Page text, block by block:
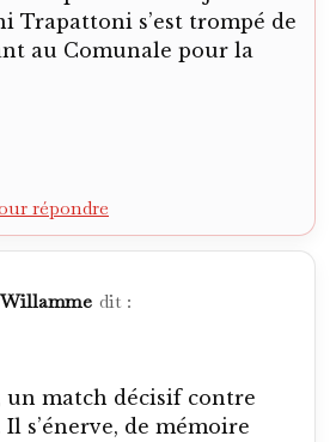
Trapattoni s’est trompé de
au Comunale pour la
répondre
dit :
un match décisif contre
Il s’énerve, de mémoire